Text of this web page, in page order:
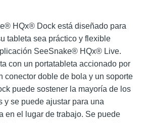
HQx® Dock está diseñado para
tableta sea práctico y flexible
SeeSnake® HQx® Live.
con un portatableta accionado por
conector doble de bola y un soporte
puede sostener la mayoría de los
y se puede ajustar para una
en el lugar de trabajo. Se puede